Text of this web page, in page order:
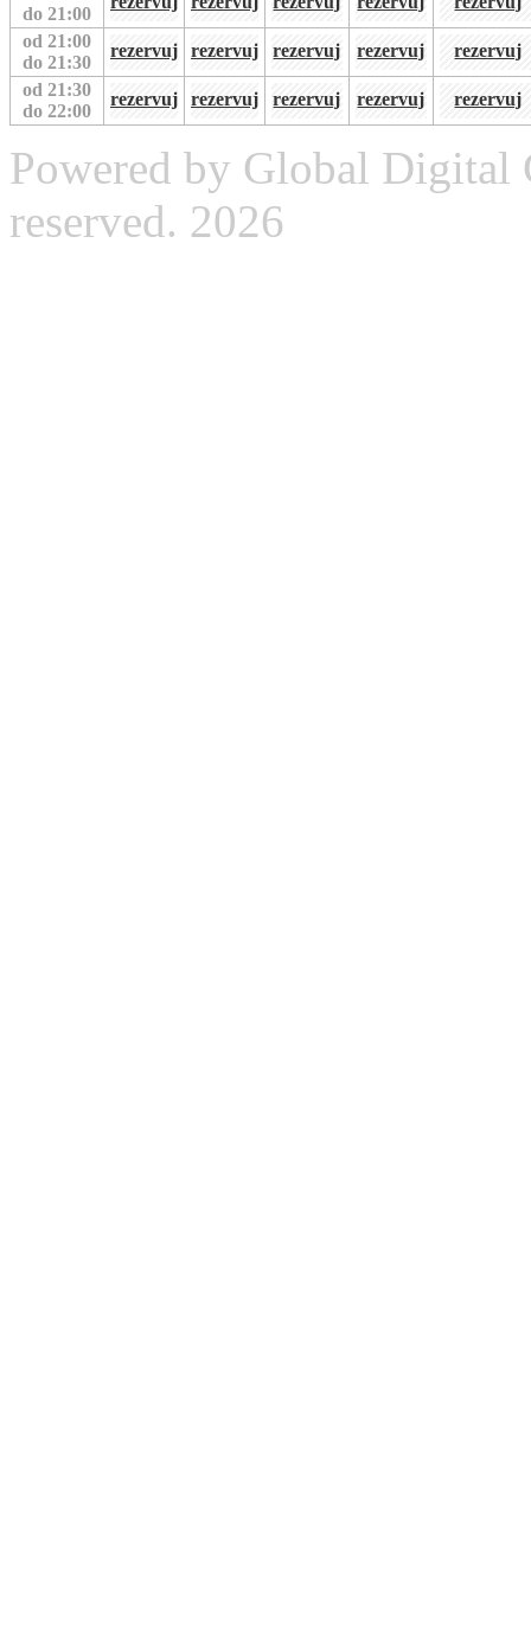
do 21:00
od 21:00
do 21:30
rezervuj rezervuj rezervuj rezervuj
rezervuj
od 21:30
do 22:00
rezervuj rezervuj rezervuj rezervuj rezervuj
Powered by Global
reserved. 2026